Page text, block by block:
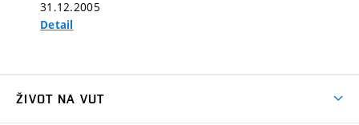
31.12.2005
Detail
ŽIVOT NA VUT